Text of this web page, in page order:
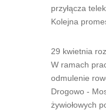
przyłącza
Kolejna
29 kwietnia
W ramach
odmulenie
Drogowo -
żywiołowych